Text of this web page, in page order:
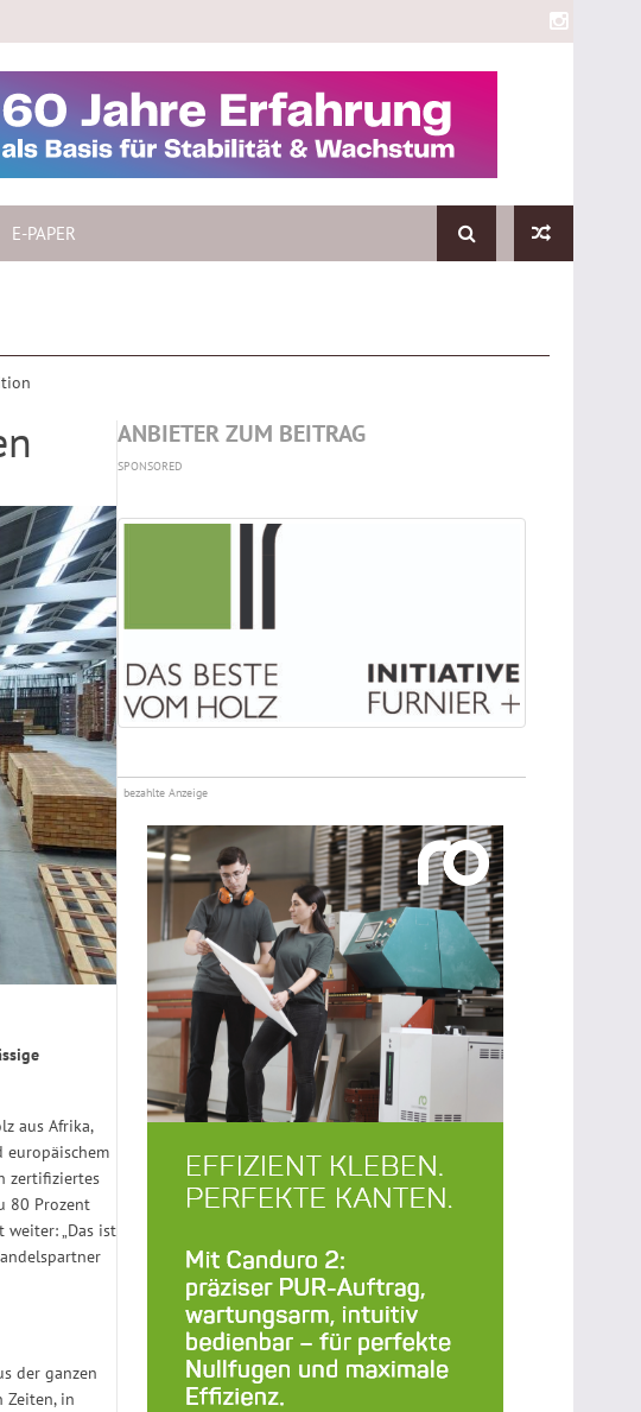
E-PAPER
aus Afrika,
europäischem
zertifiziertes
80 Prozent
weiter: „Das ist
der ganzen
Zeiten, in
ANBIETER ZUM BEITRAG
SPONSORED
bezahlte Anzeige